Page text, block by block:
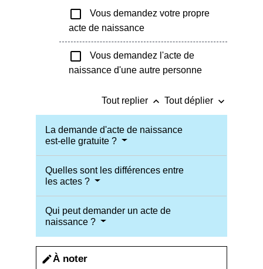
check_box_outline_blank
Vous demandez votre propre
acte de naissance
check_box_outline_blank
Vous demandez l'acte de
naissance d'une autre personne
Tout replier keyboard_arrow_up Tout déplier keyboard_arrow_down
La demande d'acte de naissance
est-elle gratuite ?
Quelles sont les différences entre
les actes ?
Qui peut demander un acte de
naissance ?
editÀ noter